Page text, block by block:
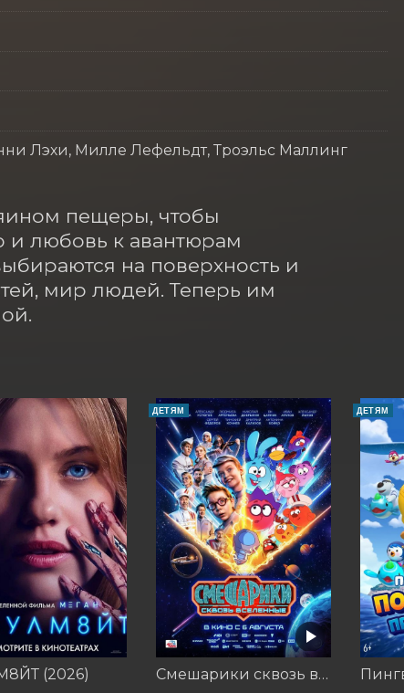
Лэхи, Милле Лефельдт, Троэльс Маллинг
пещеры, чтобы
и любовь к авантюрам
на поверхность и
мир людей. Теперь им
(2026)
ДЕТЯМ
Смешарики сквозь вселенные
ДЕТЯМ